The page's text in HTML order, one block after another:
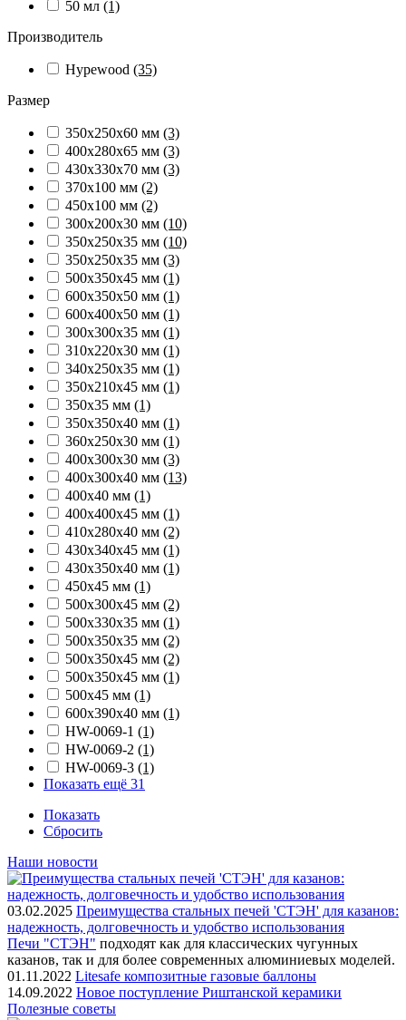
50 мл (1)
Производитель
Hypewood (35)
Размер
350х250х60 мм (3)
400х280х65 мм (3)
430х330х70 мм (3)
370х100 мм (2)
450х100 мм (2)
300х200х30 мм (10)
350х250х35 мм (10)
350х250х35 мм (3)
500х350х45 мм (1)
600х350х50 мм (1)
600х400х50 мм (1)
300х300х35 мм (1)
310х220х30 мм (1)
340х250х35 мм (1)
350х210х45 мм (1)
350х35 мм (1)
350х350х40 мм (1)
360х250х30 мм (1)
400х300х30 мм (3)
400х300х40 мм (13)
400х40 мм (1)
400х400х45 мм (1)
410х280х40 мм (2)
430х340х45 мм (1)
430х350х40 мм (1)
450х45 мм (1)
500х300х45 мм (2)
500х330х35 мм (1)
500х350х35 мм (2)
500х350х45 мм (2)
500х350х45 мм (1)
500х45 мм (1)
600х390х40 мм (1)
HW-0069-1 (1)
HW-0069-2 (1)
HW-0069-3 (1)
Показать ещё 31
Показать
Сбросить
Наши новости
03.02.2025 Преимущества стальных печей 'СТЭН' для казанов:
надежность, долговечность и удобство использования
Печи "СТЭН" подходят как для классических чугунных
казанов, так и для более современных алюминиевых моделей.
01.11.2022 Litesafe композитные газовые баллоны
14.09.2022 Новое поступление Риштанской керамики
Полезные советы